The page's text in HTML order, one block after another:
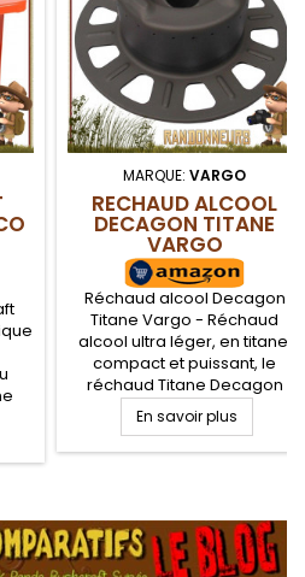
MARQUE: VARGO
RECHAUD ALCOOL
DECAGON TITANE
VARGO
Réchaud alcool Decagon
Titane Vargo - Réchaud
alcool ultra léger, en titane,
compact et puissant, le
réchaud Titane Decagon
Vargo ne pèse que 34 g et
permet de chauffer 50 cl
d'eau en moins de 5 minutes.
Vargo pour la randonnée
ultra légère minimaliste
En savoir plus